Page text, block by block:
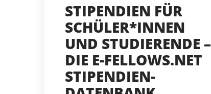
STIPENDIEN FÜR
SCHÜLER*INNEN
UND STUDIERENDE –
DIE E-FELLOWS.NET
STIPENDIEN-